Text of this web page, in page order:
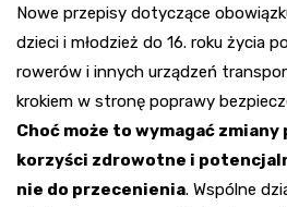
Nowe przepisy dotyczące
dzieci i młodzież do 16. roku życia
rowerów i innych urządzeń
krokiem w stronę poprawy
Choć może to wymagać
korzyści zdrowotne i
nie do przecenienia. Wspólne